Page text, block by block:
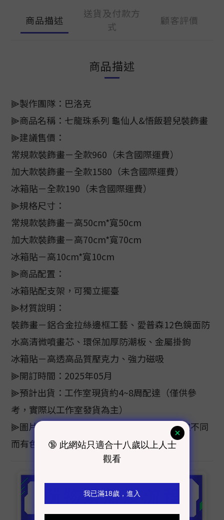
商品描述
送貨及付款方
式
顧客評價
商品描述
⫸製作團隊：巴洛克
⫸商品名稱：七龍珠系列 龜仙人&悟飯碧兒裝飾畫
⫸建議售價：
常規款裝飾畫－全款960（未含國際運費）
加大款裝飾畫－全款1580（未含國際運費）
冰箱貼－全款190（未含國際運費）
⫸規格尺寸：
常規款裝飾畫－高50cm*寬50cm
加大款裝飾畫－高70cm*寬70cm
冰箱貼－高10cm*寬10cm
⫸商品配置：
冰箱貼配支架，可獨立擺臺
⫸材質說明：
裝飾畫－鋁合金拉絲邊框工藝、愛普森12色鏡面防
水高清微噴畫芯、環保加厚防潮板、金屬掛鉤
冰箱貼－高透高品質壓克力、強力磁吸
⫸開訂時間：2025年05月
⫸預計出貨：工作室現貨約4~8周配達（僅供參
考，實際以工作室發貨為主）
⫸圖片顏色僅供參考，色樣會因電腦螢幕設定不同
而有色差，顏色以實際商品為主